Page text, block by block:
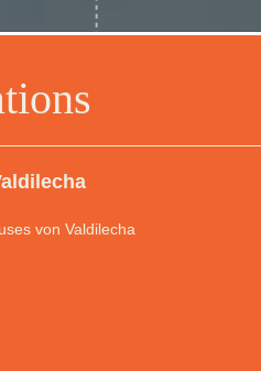
von Valdilecha